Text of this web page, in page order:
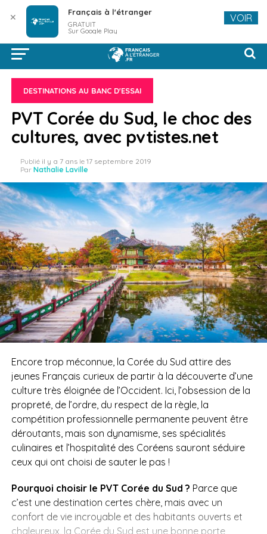
DESTINATIONS AU BANC D'ESSAI
PVT Corée du Sud, le choc des
cultures, avec pvtistes.net
Publié il y a 7 ans le 17 septembre 2019
Par Nathalie Laville
Encore trop méconnue, la Corée du Sud attire des
jeunes Français curieux de partir à la découverte d’une
culture très éloignée de l’Occident. Ici, l’obsession de la
propreté, de l’ordre, du respect de la règle, la
compétition professionnelle permanente peuvent être
déroutants, mais son dynamisme, ses spécialités
culinaires et l’hospitalité des Coréens sauront séduire
ceux qui ont choisi de sauter le pas !
Pourquoi choisir le PVT Corée du Sud ? Parce que
c’est une destination certes chère, mais avec un
confort de vie incroyable et des habitants ouverts et
chaleureux, la Corée du Sud est une bonne porte
✕ Français à l'étranger
GRATUIT
Sur Google Play
VOIR